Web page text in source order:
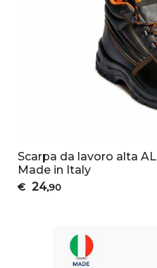
Scarpa da lavoro alta
Made in Italy
€ 24,90